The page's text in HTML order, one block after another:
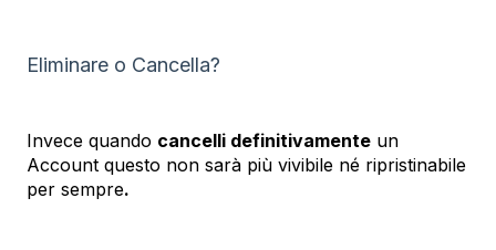
Eliminare o Cancella?
Invece quando cancelli definitivamente un
Account questo non sarà più vivibile né ripristinabile
per sempre.